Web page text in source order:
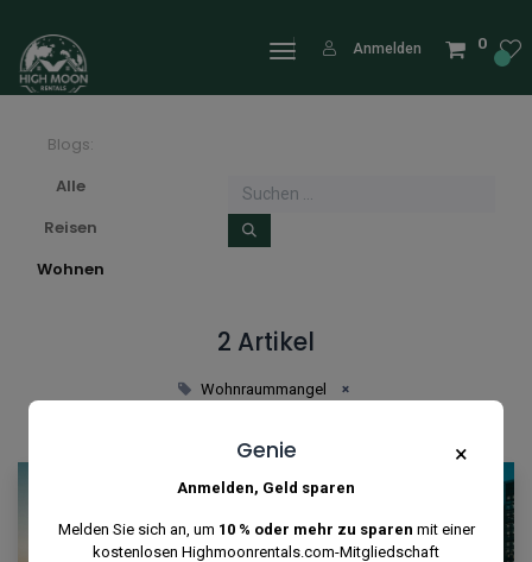
0
Anmelden
Blogs:
Alle
Reisen
Wohnen
2 Artikel
Wohnraummangel ×
Genie ×
Anmelden, Geld sparen
Melden Sie sich an, um 10 % oder mehr zu sparen mit einer
kostenlosen Highmoonrentals.com-Mitgliedschaft